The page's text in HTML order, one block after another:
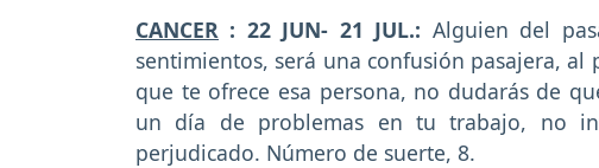
CANCER : 22 JUN- 21 JUL.: Alguien del
sentimientos, será una confusión pasajera,
que te ofrece esa persona, no dudarás de
un día de problemas en tu trabajo, no
perjudicado. Número de suerte, 8.